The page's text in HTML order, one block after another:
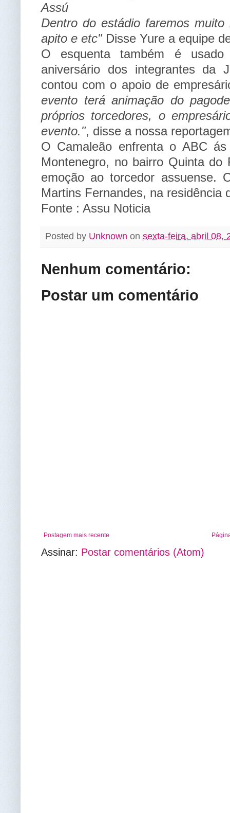
Assú
Dentro do estádio faremos
apito e etc"Disse Yure a equipe
O esquenta também é
aniversário dos integrantes da
contou com o apoio de
evento terá animação do
próprios torcedores, o
evento.", disse a nossa
O Camaleão enfrenta o ABC
Montenegro, no bairro Quinta
emoção ao torcedor assuense.
Martins Fernandes, na residência
Fonte : Assu Noticia
Posted by Unknown on sexta-feira, abril 08,
Nenhum comentário:
Postar um comentário
Postagem mais recente
Assinar: Postar comentários (Atom)